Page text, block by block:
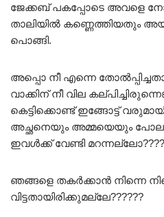
ജേക്കബ് പകപ്പോടെ അവളെ
താലിയിൽ കണ്ണെത്തിയതും
പൊങ്ങി.
അപ്പൊ നീ എന്നെ
വാക്കിന് നീ വില
കെട്ടിക്കൊണ്ട് ഇങ്ങോട്ട്
അച്ഛനെയും അമ്മയെയും
ഇവൾക്ക് വേണ്ടി
ഞങ്ങളെ തകർക്കാൻ നിന്നെ
വിട്ടതായിരിക്കുമല്ലേ??????